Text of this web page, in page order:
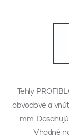
Tehly
obvodové a
mm.
Vhodné